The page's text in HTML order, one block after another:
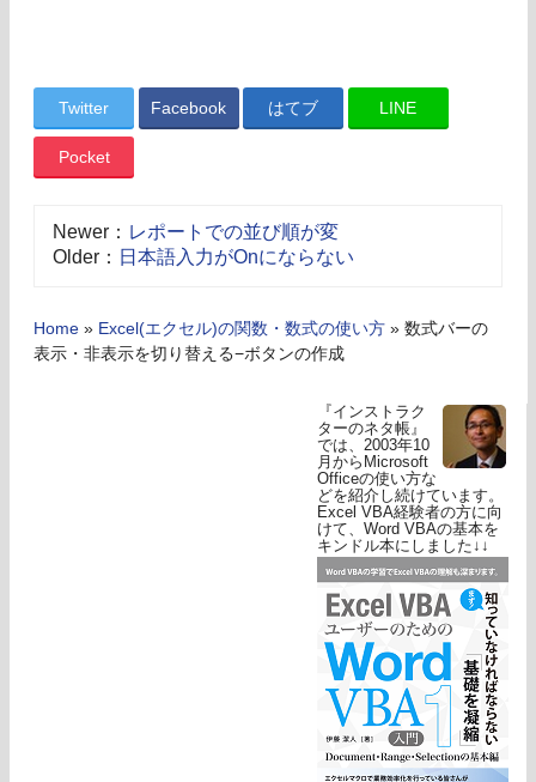
Twitter Facebook はてブ LINE
Pocket
Newer： レポートでの並び順が変
Older： 日本語入力がOnにならない
Home » Excel(エクセル)の関数・数式の使い方 » 数式バーの
表示・非表示を切り替える−ボタンの作成
『インストラク
ターのネタ帳』
では、2003年10
月からMicrosoft
Officeの使い方な
どを紹介し続けています。
Excel VBA経験者の方に向
けて、Word VBAの基本を
キンドル本にしました↓↓